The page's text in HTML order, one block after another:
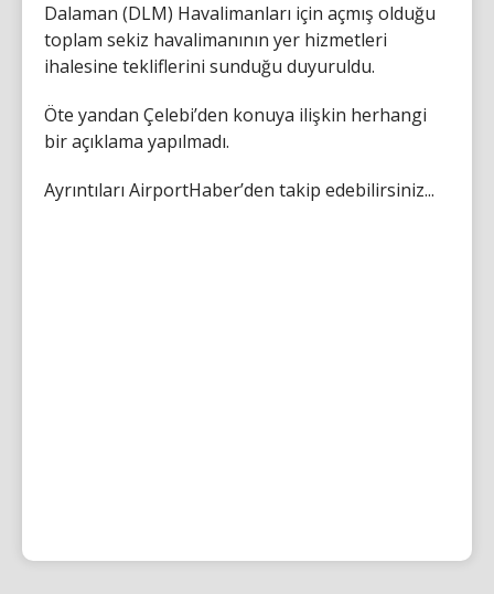
Dalaman (DLM) Havalimanları için açmış olduğu
toplam sekiz havalimanının yer hizmetleri
ihalesine tekliflerini sunduğu duyuruldu.
Öte yandan Çelebi’den konuya ilişkin herhangi
bir açıklama yapılmadı.
Ayrıntıları AirportHaber’den takip edebilirsiniz...